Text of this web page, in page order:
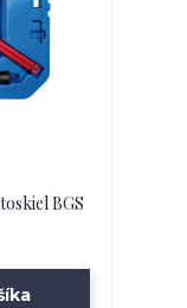
BGS